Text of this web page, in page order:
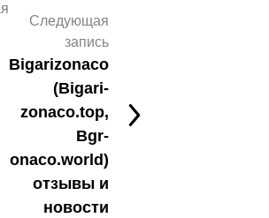
Следующая
запись
Bigarizonaco
(Bigari-
zonaco.top,
Bgr-
onaco.world)
отзывы и
новости